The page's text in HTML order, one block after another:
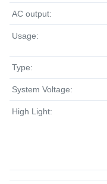
AC output:
Usage:
Type:
System Voltage:
High Light: